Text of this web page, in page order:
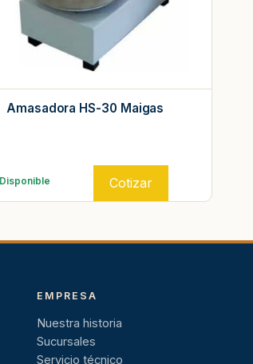
Amasadora HS-30 Maigas
Disponible Cotizar
EMPRESA
Nuestra historia
Sucursales
Servicio técnico